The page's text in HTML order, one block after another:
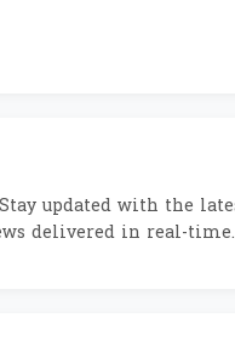
updated with the
delivered in real-time.